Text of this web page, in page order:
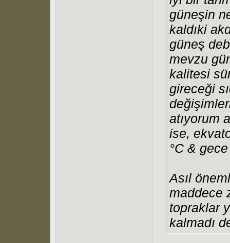
güneşin
kaldıki
güneş
mevzu
kalitesi
gireceği
atıyorum
ise,
°C &
Asıl
maddece
topraklar
kalmadı